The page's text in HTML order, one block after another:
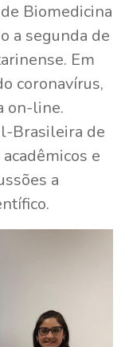
Biomedicina
a segunda de
Em
coronavírus,
on-line.
Brasileira de
e
a